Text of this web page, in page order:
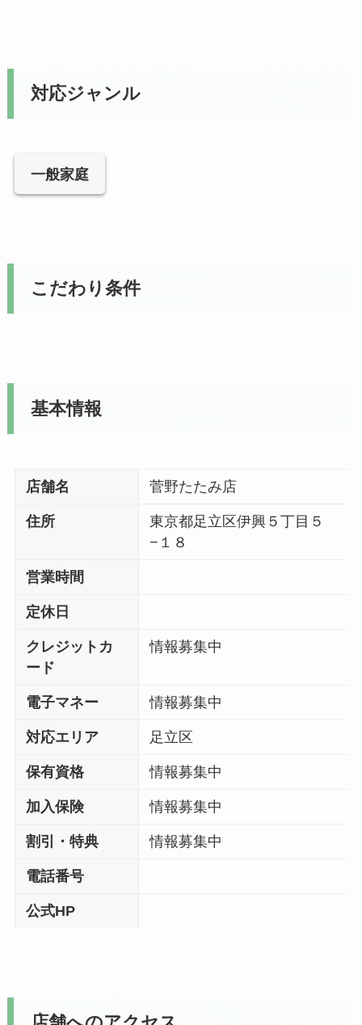
対応ジャンル
一般家庭
こだわり条件
基本情報
店舗名 菅野たたみ店
住所
東京都足立区伊興５丁目５
−１８
営業時間
定休日
クレジットカ
ード
情報募集中
電子マネー 情報募集中
対応エリア 足立区
保有資格 情報募集中
加入保険 情報募集中
割引・特典 情報募集中
電話番号
公式HP